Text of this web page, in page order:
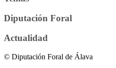
Diputación Foral
Actualidad
© Diputación Foral de Álava